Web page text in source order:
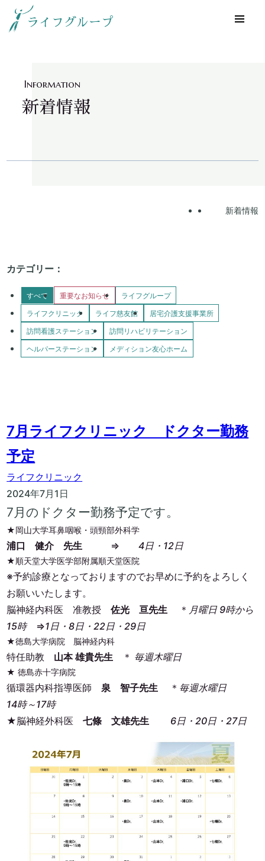
ライフグループ
Information
新着情報
Home新着情報
カテゴリー
すべて 重要なお知らせ
ライフグループ
ライフクリニック
ライフ慈友館
居宅介護支援事業所
訪問看護ステーション
訪問リハビリテーション
ヘルパーステーション
メディション友心ホーム
7月ライフクリニック ドクター勤務
予定
ライフクリニック
2024年7月1日
7月のドクター勤務予定です。
★岡山大学耳鼻咽喉・頭頸部外科学
浦口 健介 先生 ⇒4日・12日
★順天堂大学医学部附属順天堂医院
※予約診療となっておりますのでお早めに予約をよろしく
お願いいたします。
脳神経内科医 准教授佐光 亘先生 ＊ 月曜日 9時から
15時⇒1日・8日・22日・29日
★徳島大学病院 脳神経内科
特任助教 山本 雄貴先生 ＊ 毎週木曜日
★ 徳島赤十字病院
循環器内科指導医師 泉 智子先生 ＊ 毎週水曜日
14時～17時
★脳神経外科医七條 文雄先生 6日・20日・27日